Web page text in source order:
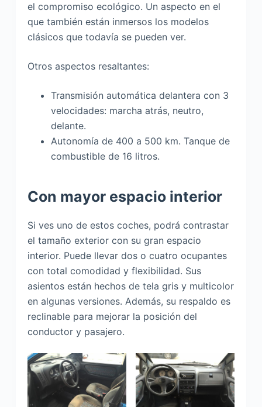
el compromiso ecológico. Un aspecto en el
que también están inmersos los modelos
clásicos que todavía se pueden ver.
Otros aspectos resaltantes:
Transmisión automática delantera con 3
velocidades: marcha atrás, neutro,
delante.
Autonomía de 400 a 500 km. Tanque de
combustible de 16 litros.
Con mayor espacio interior
Si ves uno de estos coches, podrá contrastar
el tamaño exterior con su gran espacio
interior. Puede llevar dos o cuatro ocupantes
con total comodidad y flexibilidad. Sus
asientos están hechos de tela gris y multicolor
en algunas versiones. Además, su respaldo es
reclinable para mejorar la posición del
conductor y pasajero.